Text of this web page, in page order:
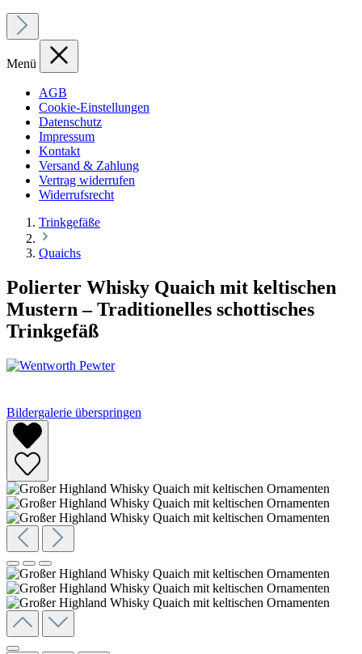
Menü
AGB
Cookie-Einstellungen
Datenschutz
Impressum
Kontakt
Versand & Zahlung
Vertrag widerrufen
Widerrufsrecht
Trinkgefäße
Quaichs
Polierter Whisky Quaich mit keltischen
Mustern – Traditionelles schottisches
Trinkgefäß
Bildergalerie überspringen